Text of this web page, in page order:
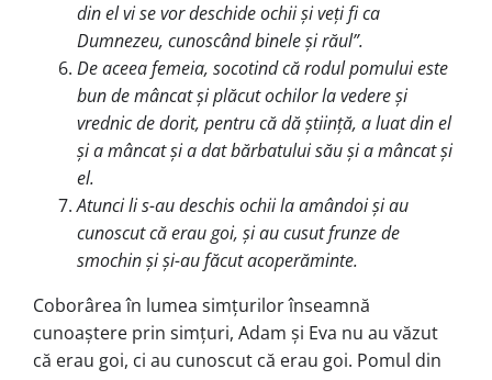
din el vi se vor des­chi­de ochii și veți fi ca
Dumnezeu, cunos­când binele și răul”.
De aceea femeia, socotind că rodul pomului este
bun de mâncat și plă­cut ochilor la vedere și
vrednic de dorit, pentru că dă știință, a luat din el
și a mâncat și a dat bărbatului său și a mân­cat și
el.
Atunci li s-au deschis ochii la amân­doi și au
cunoscut că erau goi, și au cusut frunze de
smochin și și-au făcut acoperăminte.
Coborârea în lumea simțurilor în­seamnă
cunoaștere prin simțuri, Adam și Eva nu au văzut
că erau goi, ci au cu­nos­cut că erau goi. Pomul din